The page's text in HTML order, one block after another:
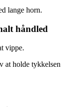
lange horn.
håndled
vippe.
at holde tykkelsen